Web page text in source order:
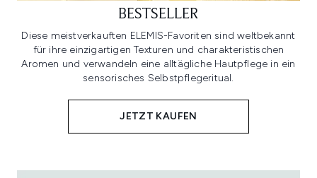
BESTSELLER
Diese meistverkauften ELEMIS-Favoriten sind weltbekannt
für ihre einzigartigen Texturen und charakteristischen
Aromen und verwandeln eine alltägliche Hautpflege in ein
sensorisches Selbstpflegeritual.
JETZT KAUFEN